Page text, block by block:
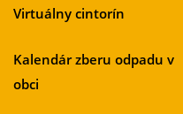
Virtuálny cintorín
Kalendár zberu odpadu v
obci